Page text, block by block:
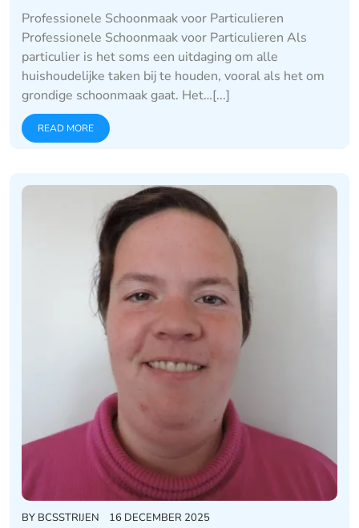
Professionele Schoonmaak voor Particulieren
Professionele Schoonmaak voor Particulieren Als
particulier is het soms een uitdaging om alle
huishoudelijke taken bij te houden, vooral als het om
grondige schoonmaak gaat. Het…[...]
READ MORE
BY BCSSTRIJEN 16 DECEMBER 2025